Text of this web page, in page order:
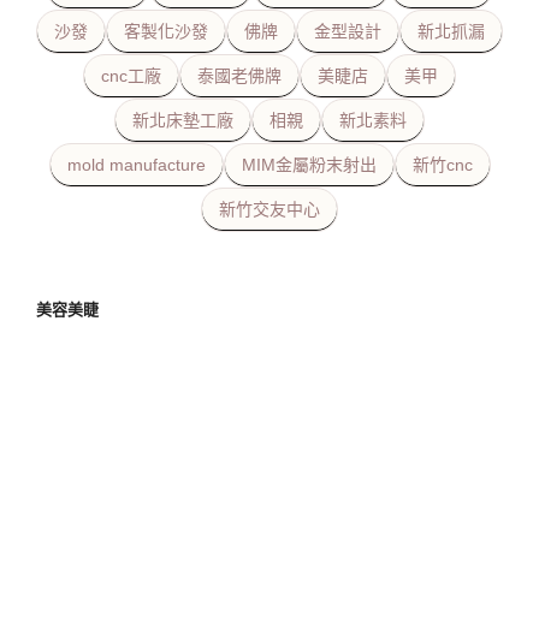
沙發 客製化沙發 佛牌 金型設計 新北抓漏
cnc工廠 泰國老佛牌 美睫店 美甲
新北床墊工廠 相親 新北素料
mold manufacture MIM金屬粉末射出 新竹cnc
新竹交友中心
美容美睫